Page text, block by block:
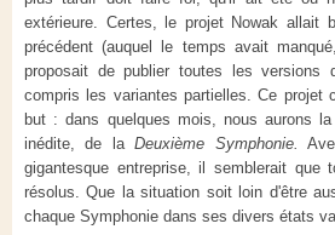
extérieure. Certes, le projet Nowak allait
précédent (auquel le temps avait
proposait de publier toutes les versions
compris les variantes partielles. Ce projet
but : dans quelques mois, nous aurons
inédite, de laDeuxième Symphonie.
gigantesque entreprise, il semblerait que
résolus. Que la situation soit loin d'être
chaque Symphonie dans ses divers états